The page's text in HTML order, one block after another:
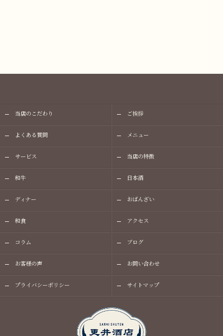
当店のこだわり ご挨拶
よくある質問 メニュー
サービス 当店の特徴
和牛 日本酒
ディナー おばんざい
和食 アクセス
コラム ブログ
お客様の声 お問い合わせ
プライバシーポリシー サイトマップ